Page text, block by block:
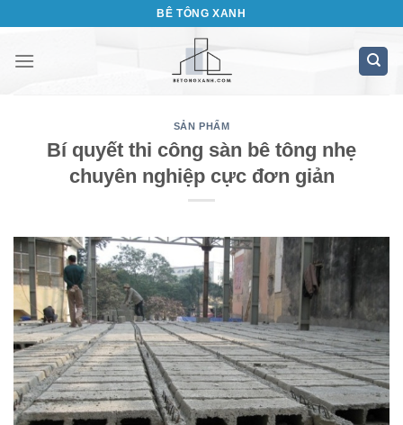
nội
BÊ TÔNG XANH
SẢN PHẨM
Bí quyết thi công sàn bê tông nhẹ
chuyên nghiệp cực đơn giản